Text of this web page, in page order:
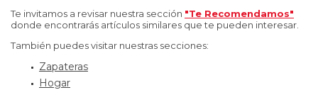
Te invitamos a revisar nuestra sección "Te Recomendamos"
donde encontrarás artículos similares que te pueden interesar.
También puedes visitar nuestras secciones:
Zapateras
Hogar